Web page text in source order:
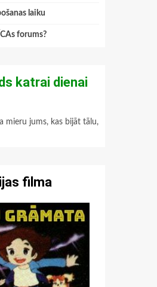
laiku
forums?
katrai dienai
mieru jums, kas bijāt tālu,
filma